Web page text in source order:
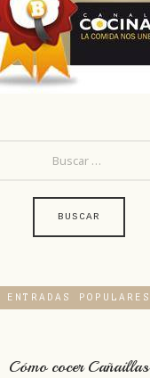
ENTRADAS POPULARES
Cómo cocer Cañaillas